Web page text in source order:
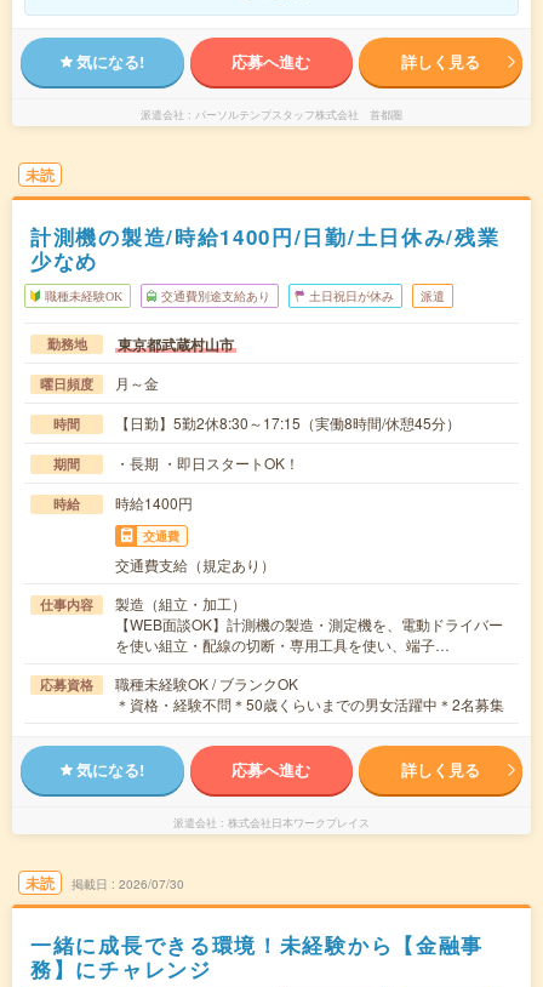
気になる! 応募へ進む 詳しく見る
派遣会社 パーソルテンプスタッフ株式会社 首都圏
未読
計測機の製造/時給1400円/日勤/土日休み/残業
少なめ
職種未経験OK 交通費別途支給あり 土日祝日が休み 派遣
勤務地 東京都武蔵村山市
曜日頻度 月～金
時間 【日勤】5勤2休8:30～17:15（実働8時間/休憩45分）
期間 ・長期 ・即日スタートOK！
時給 時給1400円
交通費
交通費支給（規定あり）
仕事内容
製造（組立・加工）
【WEB面談OK】計測機の製造・測定機を、電動ドライバー
を使い組立・配線の切断・専用工具を使い、端子…
応募資格
職種未経験OK / ブランクOK
＊資格・経験不問＊50歳くらいまでの男女活躍中＊2名募集
気になる! 応募へ進む 詳しく見る
派遣会社 株式会社日本ワークプレイス
未読 掲載日 2026/07/30
一緒に成長できる環境！未経験から【金融事
務】にチャレンジ